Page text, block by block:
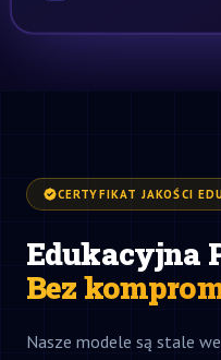
CERTYFIKAT JAKOŚCI
Edukacyjna
Bez
Nasze modele są stale